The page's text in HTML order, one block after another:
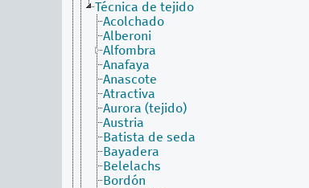
Técnica de tejido
Acolchado
Alberoni
Alfombra
Anafaya
Anascote
Atractiva
Aurora (tejido)
Austria
Batista de seda
Bayadera
Belelachs
Bordón